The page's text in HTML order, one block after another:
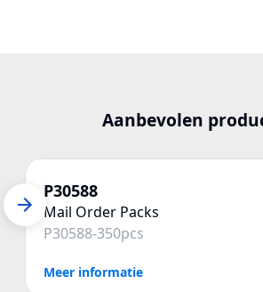
Aanbevolen
P30588
Mail Order Packs
P30588-350pcs
Meer informatie